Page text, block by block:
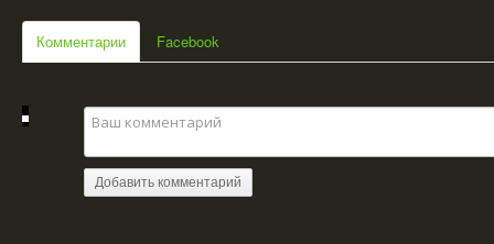
Комментарии Facebook
Добавить комментарий